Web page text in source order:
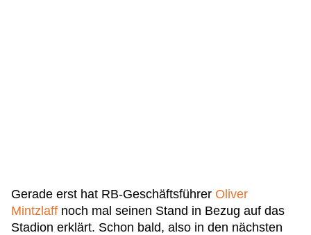
Gerade erst hat RB-Geschäftsführer Oliver
Mintzlaff noch mal seinen Stand in Bezug auf das
Stadion erklärt. Schon bald, also in den nächsten